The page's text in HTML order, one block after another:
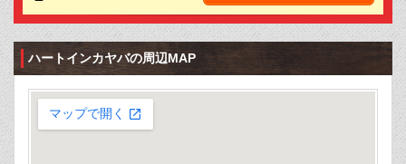
ハートインカヤバの周辺MAP